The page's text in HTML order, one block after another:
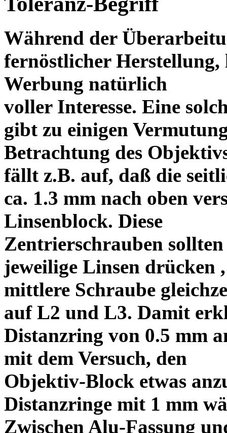
Während der
fernöstlicher Herstellung,
Werbung natürlich
voller Interesse. Eine
gibt zu einigen
Betrachtung des
fällt z.B. auf, daß die
ca. 1.3 mm nach oben
Linsenblock. Diese
Zentrierschrauben
jeweilige Linsen drücken
mittlere Schraube
auf L2 und L3. Damit
Distanzring von 0.5 mm
mit dem Versuch, den
Objektiv-Block etwas
Distanzringe mit 1 mm
Zwischen Alu-Fassung